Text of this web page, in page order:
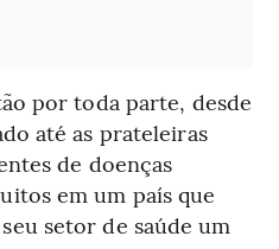
por toda parte, desde
até as prateleiras
de doenças
em um país que
setor de saúde um